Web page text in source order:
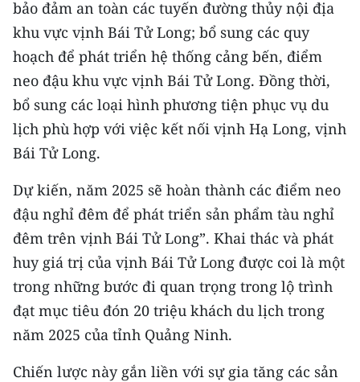
bảo đảm an toàn các tuyến đường thủy nội địa
khu vực vịnh Bái Tử Long; bổ sung các quy
hoạch để phát triển hệ thống cảng bến, điểm
neo đậu khu vực vịnh Bái Tử Long. Đồng thời,
bổ sung các loại hình phương tiện phục vụ du
lịch phù hợp với việc kết nối vịnh Hạ Long, vịnh
Bái Tử Long.
Dự kiến, năm 2025 sẽ hoàn thành các điểm neo
đậu nghỉ đêm để phát triển sản phẩm tàu nghỉ
đêm trên vịnh Bái Tử Long”. Khai thác và phát
huy giá trị của vịnh Bái Tử Long được coi là một
trong những bước đi quan trọng trong lộ trình
đạt mục tiêu đón 20 triệu khách du lịch trong
năm 2025 của tỉnh Quảng Ninh.
Chiến lược này gắn liền với sự gia tăng các sản